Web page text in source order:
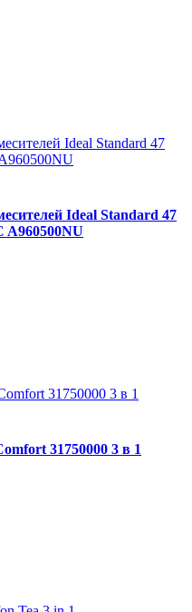
Ideal Standard 47
31750000 3 в 1